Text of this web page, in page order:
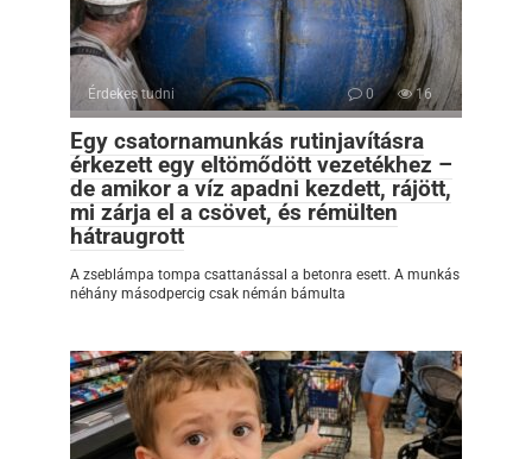
Érdekes tudni 0 16
Egy csatornamunkás rutinjavításra
érkezett egy eltömődött vezetékhez –
de amikor a víz apadni kezdett, rájött,
mi zárja el a csövet, és rémülten
hátraugrott
A zseblámpa tompa csattanással a betonra esett. A munkás
néhány másodpercig csak némán bámulta